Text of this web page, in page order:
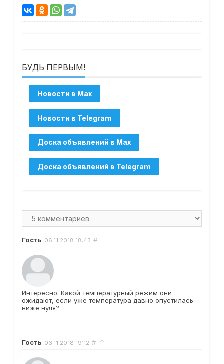
БУДЬ ПЕРВЫМ!
Гость 06.11.2018 18:43 #
Интересно. Какой температурный режим они
ожидают, если уже температура давно опустилась
ниже нуля?
Гость 06.11.2018 19:12 # ↑